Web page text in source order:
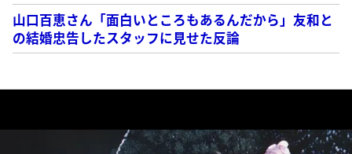
山口百恵さん「面白いところもあるんだから」友和と
の結婚忠告したスタッフに見せた反論